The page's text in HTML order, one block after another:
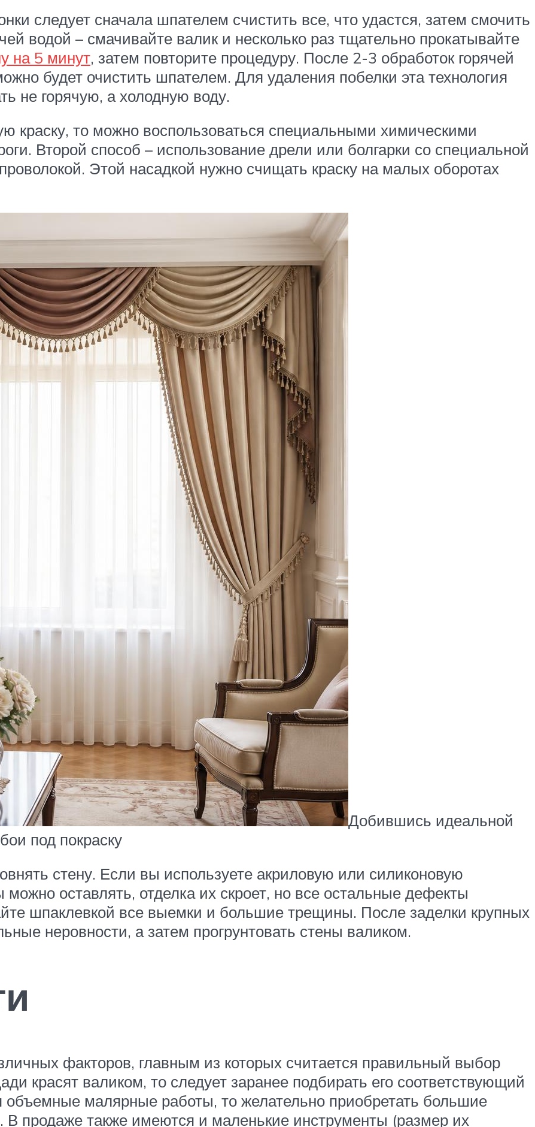
следует сначала шпателем счистить все, что удастся, затем смочить
водой – смачивайте валик и несколько раз тщательно прокатывайте
на 5 минут, затем повторите процедуру. После 2-3 обработок горячей
будет очистить шпателем. Для удаления побелки эта технология
не горячую, а холодную воду.
краску, то можно воспользоваться специальными химическими
Второй способ – использование дрели или болгарки со специальной
Этой насадкой нужно счищать краску на малых оборотах
Добившись идеальной
под покраску
стену. Если вы используете акриловую или силиконовую
оставлять, отделка их скроет, но все остальные дефекты
шпаклевкой все выемки и большие трещины. После заделки крупных
неровности, а затем прогрунтовать стены валиком.
факторов, главным из которых считается правильный выбор
красят валиком, то следует заранее подбирать его соответствующий
объемные малярные работы, то желательно приобретать большие
продаже также имеются и маленькие инструменты (размер их